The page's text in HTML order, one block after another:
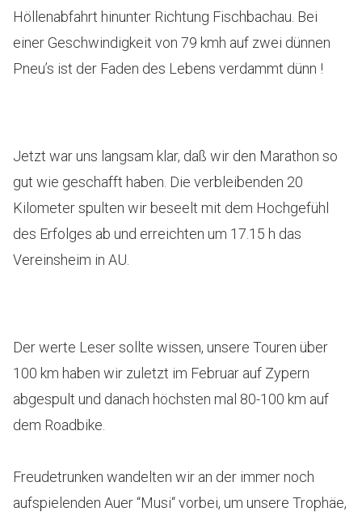
Höllenabfahrt hinunter Richtung Fischbachau. Bei
einer Geschwindigkeit von 79 kmh auf zwei dünnen
Pneu’s ist der Faden des Lebens verdammt dünn !
Jetzt war uns langsam klar, daß wir den Marathon so
gut wie geschafft haben. Die verbleibenden 20
Kilometer spulten wir beseelt mit dem Hochgefühl
des Erfolges ab und erreichten um 17.15 h das
Vereinsheim in AU.
Der werte Leser sollte wissen, unsere Touren über
100 km haben wir zuletzt im Februar auf Zypern
abgespult und danach höchsten mal 80-100 km auf
dem Roadbike.
Freudetrunken wandelten wir an der immer noch
aufspielenden Auer “Musi“ vorbei, um unsere Trophäe,